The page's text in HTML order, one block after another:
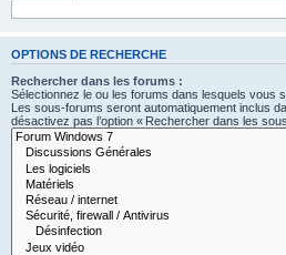
OPTIONS DE RECHERCHE
Rechercher dans les forums :
Sélectionnez le ou les forums dans lesquels vous
Les sous-forums seront automatiquement inclus
désactivez pas l’option « Rechercher dans les